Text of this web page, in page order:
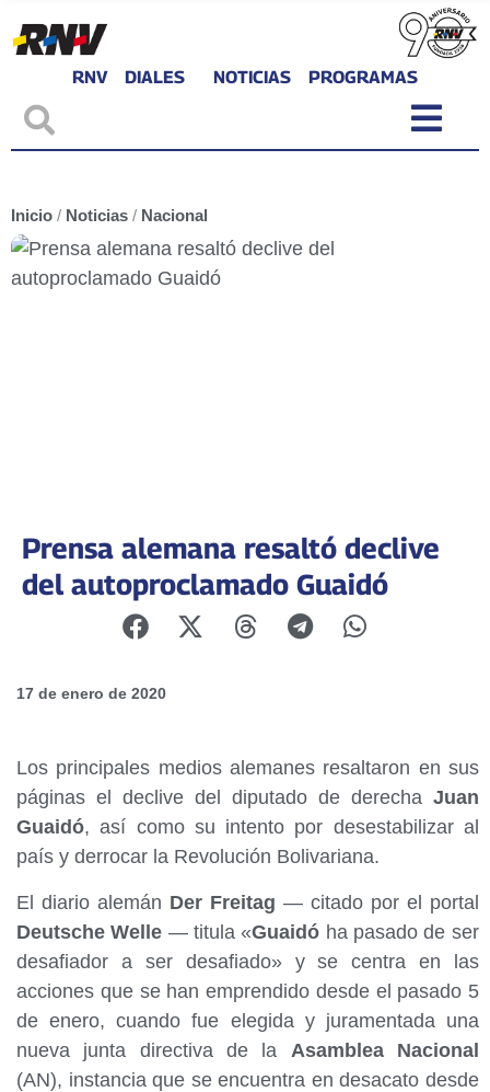
RNV DIALES NOTICIAS PROGRAMAS
Inicio / Noticias / Nacional
Prensa alemana resaltó declive
del autoproclamado Guaidó
17 de enero de 2020
Los principales medios alemanes resaltaron en sus
páginas el declive del diputado de derecha Juan
Guaidó, así como su intento por desestabilizar al
país y derrocar la Revolución Bolivariana.
El diario alemán Der Freitag — citado por el portal
Deutsche Welle — titula «Guaidó ha pasado de ser
desafiador a ser desafiado» y se centra en las
acciones que se han emprendido desde el pasado 5
de enero, cuando fue elegida y juramentada una
nueva junta directiva de la Asamblea Nacional
(AN), instancia que se encuentra en desacato desde